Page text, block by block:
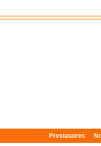
Prestataires